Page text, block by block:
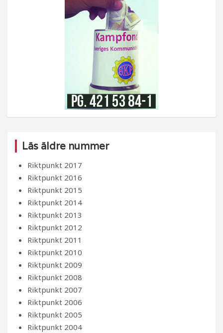
Läs äldre nummer
Riktpunkt 2017
Riktpunkt 2016
Riktpunkt 2015
Riktpunkt 2014
Riktpunkt 2013
Riktpunkt 2012
Riktpunkt 2011
Riktpunkt 2010
Riktpunkt 2009
Riktpunkt 2008
Riktpunkt 2007
Riktpunkt 2006
Riktpunkt 2005
Riktpunkt 2004